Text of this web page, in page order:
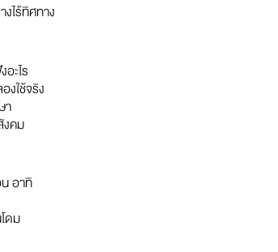
ไร้ทิศทาง
ะไร
งใช้จริง
า
งคม
อาทิ
ดม